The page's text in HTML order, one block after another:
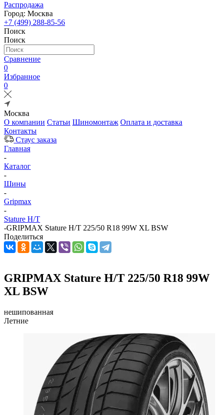
Распродажа
Город: Москва
+7 (499) 288-85-56
Поиск
Поиск
Сравнение
0
Избранное
0
Москва
О компании Статьи Шиномонтаж Оплата и доставка
Контакты
Стаус заказа
Главная
-
Каталог
-
Шины
-
Gripmax
-
Stature H/T
-GRIPMAX Stature H/T 225/50 R18 99W XL BSW
Поделиться
GRIPMAX Stature H/T 225/50 R18 99W
XL BSW
нешипованная
Летние